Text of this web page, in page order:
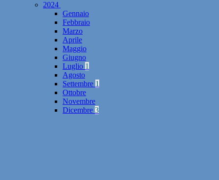
2024
Gennaio
Febbraio
Marzo
Aprile
Maggio
Giugno
Luglio 1
Agosto
Settembre 1
Ottobre
Novembre
Dicembre 3